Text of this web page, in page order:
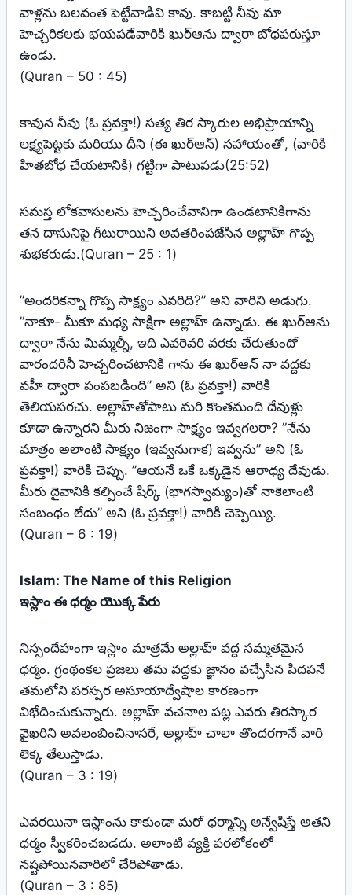
వాళ్లను బలవంత పెట్టేవాడివి కావు. కాబట్టి నీవు మా
హెచ్చరికలకు భయపడేవారికి ఖుర్‌ఆను ద్వారా బోధపరుస్తూ
ఉండు.
(Quran – 50 : 45)
కావున నీవు (ఓ ప్రవక్తా!) సత్య తిర స్కారుల అభిప్రాయాన్ని
లక్ష్యపెట్టకు మరియు దీని (ఈ ఖుర్‌ఆన్‌) సహాయంతో, (వారికి
హితబోధ చేయటానికి) గట్టిగా పాటుపడు(25:52)
సమస్త లోకవాసులను హెచ్చరించేవానిగా ఉండటానికిగాను
తన దాసునిపై గీటురాయిని అవతరింపజేసిన అల్లాహ్‌ గొప్ప
శుభకరుడు.(Quran – 25 : 1)
”అందరికన్నా గొప్ప సాక్ష్యం ఎవరిది?” అని వారిని అడుగు.
”నాకూ- మీకూ మధ్య సాక్షిగా అల్లాహ్‌ ఉన్నాడు. ఈ ఖుర్‌ఆను
ద్వారా నేను మిమ్మల్నీ, ఇది ఎవరెవరి వరకు చేరుతుందో
వారందరినీ హెచ్చరించటానికి గాను ఈ ఖుర్‌ఆన్‌ నా వద్దకు
వహీ ద్వారా పంపబడింది” అని (ఓ ప్రవక్తా!) వారికి
తెలియపరచు. అల్లాహ్‌తోపాటు మరి కొంతమంది దేవుళ్లు
కూడా ఉన్నారని మీరు నిజంగా సాక్ష్యం ఇవ్వగలరా? ”నేను
మాత్రం అలాంటి సాక్ష్యం (ఇవ్వనుగాక) ఇవ్వను” అని (ఓ
ప్రవక్తా!) వారికి చెప్పు. ”ఆయనే ఒకే ఒక్కడైన ఆరాధ్య దేవుడు.
మీరు దైవానికి కల్పించే షిర్క్‌ (భాగస్వామ్యం)తో నాకెలాంటి
సంబంధం లేదు” అని (ఓ ప్రవక్తా!) వారికి చెప్పెయ్యి.
(Quran – 6 : 19)
Islam: The Name of this Religion
ఇస్లాం ఈ ధర్మం యొక్క పేరు
నిస్సందేహంగా ఇస్లాం మాత్రమే అల్లాహ్‌ వద్ద సమ్మతమైన
ధర్మం. గ్రంథంకల ప్రజలు తమ వద్దకు జ్ఞానం వచ్చేసిన పిదపనే
తమలోని పరస్పర అసూయాద్వేషాల కారణంగా
విభేదించుకున్నారు. అల్లాహ్‌ వచనాల పట్ల ఎవరు తిరస్కార
వైఖరిని అవలంబించినాసరే, అల్లాహ్‌ చాలా తొందరగానే వారి
లెక్క తేలుస్తాడు.
(Quran – 3 : 19)
ఎవరయినా ఇస్లాంను కాకుండా మరో ధర్మాన్ని అన్వేషిస్తే అతని
ధర్మం స్వీకరించబడదు. అలాంటి వ్యక్తి పరలోకంలో
నష్టపోయినవారిలో చేరిపోతాడు.
(Quran – 3 : 85)